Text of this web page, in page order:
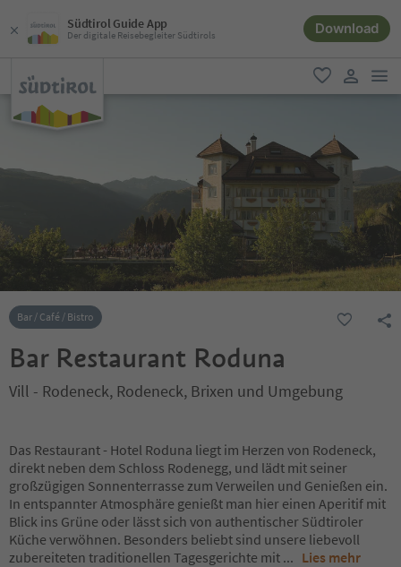
Südtirol Guide App
Der digitale Reisebegleiter Südtirols Download
favorit
user link
Bar / Café / Bistro
Bar Restaurant Roduna
Vill - Rodeneck, Rodeneck, Brixen und Umgebung
Das Restaurant - Hotel Roduna liegt im Herzen von Rodeneck,
direkt neben dem Schloss Rodenegg, und lädt mit seiner
großzügigen Sonnenterrasse zum Verweilen und Genießen ein.
In entspannter Atmosphäre genießt man hier einen Aperitif mit
Blick ins Grüne oder lässt sich von authentischer Südtiroler
Küche verwöhnen. Besonders beliebt sind unsere liebevoll
zubereiteten traditionellen Tagesgerichte mit ... Lies mehr